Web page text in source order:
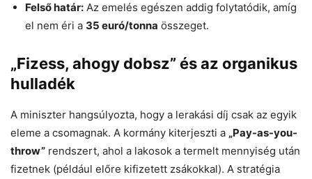
Felső határ: Az emelés egészen addig folytatódik, amíg
el nem éri a 35 euró/tonna összeget.
„Fizess, ahogy dobsz” és az organikus
hulladék
A miniszter hangsúlyozta, hogy a lerakási díj csak az egyik
eleme a csomagnak. A kormány kiterjeszti a „Pay-as-you-
throw” rendszert, ahol a lakosok a termelt mennyiség után
fizetnek (például előre kifizetett zsákokkal). A stratégia